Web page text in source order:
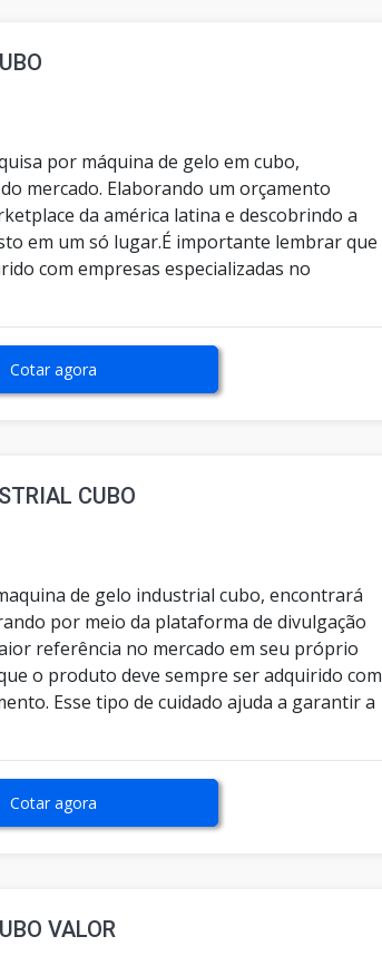
por máquina de gelo em cubo,
mercado. Elaborando um orçamento
da américa latina e descobrindo a
em um só lugar.É importante lembrar que
com empresas especializadas no
Cotar agora
CUBO
de gelo industrial cubo, encontrará
por meio da plataforma de divulgação
referência no mercado em seu próprio
o produto deve sempre ser adquirido com
Esse tipo de cuidado ajuda a garantir a
Cotar agora
VALOR